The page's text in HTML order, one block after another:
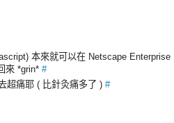
本來就可以在 Netscape Enterprise
來 *grin* #
超痛耶 ( 比針灸痛多了 ) #